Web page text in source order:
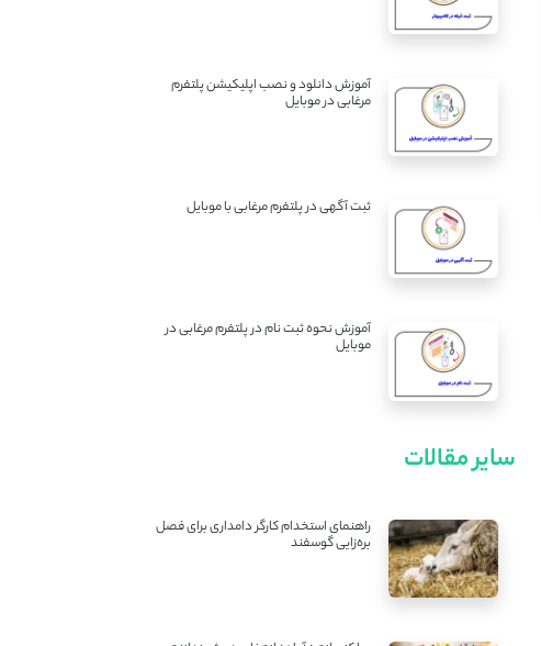
آموزش دانلود و نصب اپلیکیشن پلتفرم
مرغابی در موبایل
ثبت آگهی در پلتفرم مرغابی با موبایل
آموزش نحوه ثبت نام در پلتفرم مرغابی در
موبایل
سایر مقالات
راهنمای استخدام کارگر دامداری برای فصل
بره‌زایی گوسفند